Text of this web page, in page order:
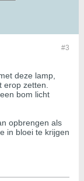
#3
deze lamp,
zetten.
bom licht
opbrengen als
in bloei te krijgen